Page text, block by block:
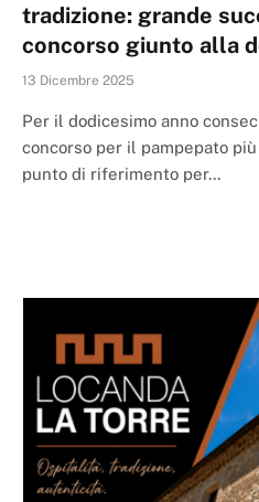
tradizione: grande
concorso giunto alla
13 Dicembre 2025
Per il dodicesimo anno
concorso per il pampepato
punto di riferimento per…